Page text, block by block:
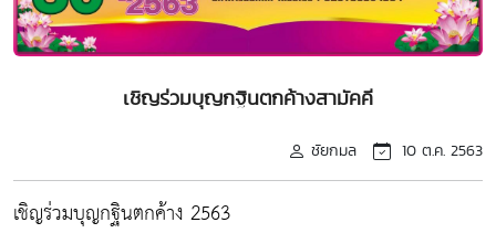
เชิญร่วมบุญกฐินตกค้างสามัคคี
ชัยกมล 10 ต.ค. 2563
เชิญร่วมบุญกฐินตกค้าง 2563